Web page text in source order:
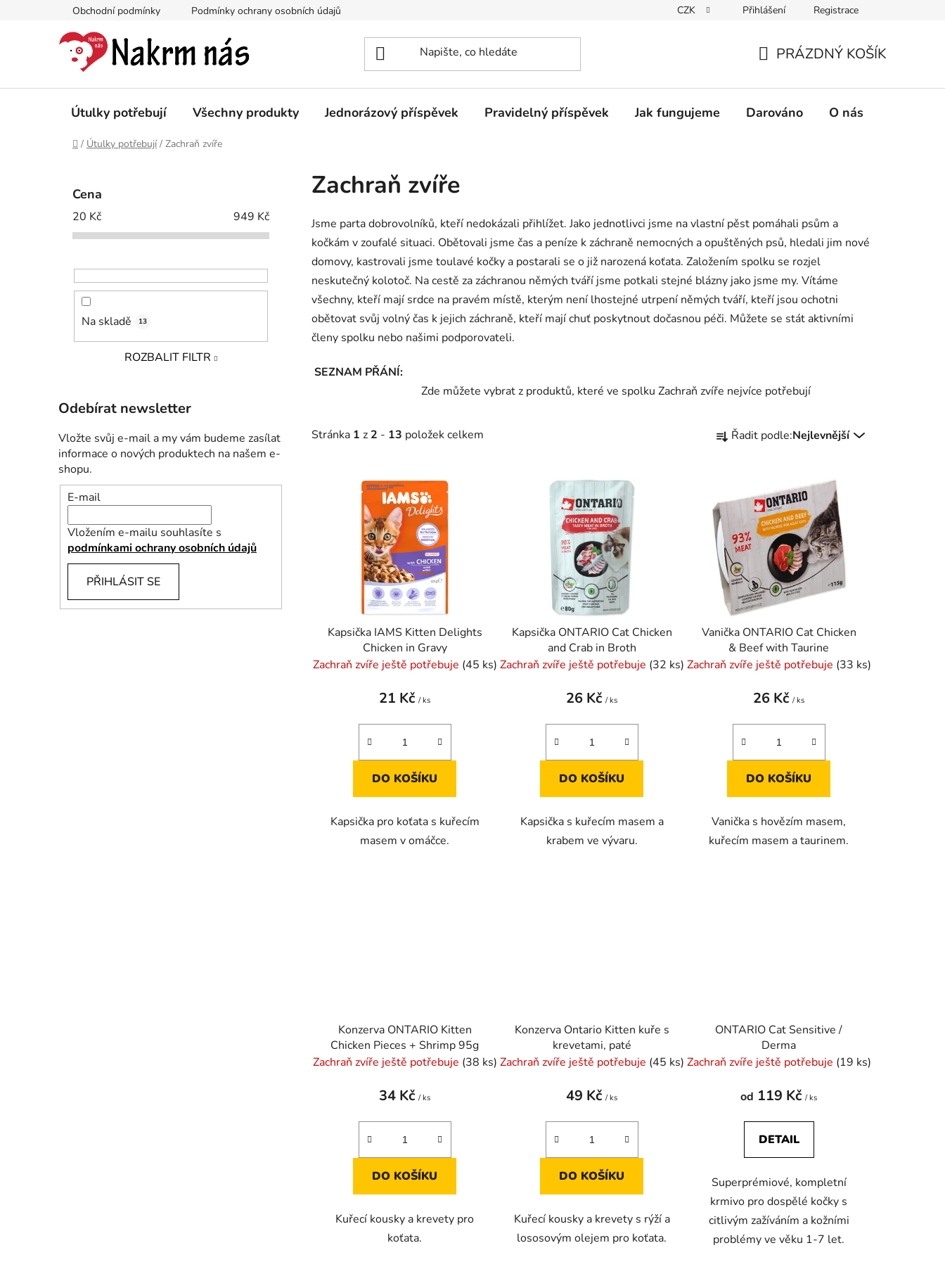
Obchodní podmínky Podmínky ochrany osobních údajů CZK Přihlášení Registrace
KOŠÍK
PRÁZDNÝ KOŠÍK
Útulky potřebují Všechny produkty Jednorázový příspěvek Pravidelný příspěvek Jak fungujeme Darováno O nás
Domů
/ Útulky potřebují / Zachraň zvíře
l
Cena
20 Kč 949 Kč
Na skladě 13
ROZBALIT FILTR
Odebírat newsletter
Vložte svůj e-mail a my vám budeme zasílat
informace o nových produktech na našem e-
shopu.
E-mail
Vložením e-mailu souhlasíte s
podmínkami ochrany osobních údajů
PŘIHLÁSIT SE
Zachraň zvíře
Jsme parta dobrovolníků, kteří nedokázali přihlížet. Jako jednotlivci jsme na vlastní pěst pomáhali psům a
kočkám v zoufalé situaci. Obětovali jsme čas a peníze k záchraně nemocných a opuštěných psů, hledali jim nové
domovy, kastrovali jsme toulavé kočky a postarali se o již narozená koťata. Založením spolku se rozjel
neskutečný kolotoč. Na cestě za záchranou němých tváří jsme potkali stejné blázny jako jsme my. Vítáme
všechny, kteří mají srdce na pravém místě, kterým není lhostejné utrpení němých tváří, kteří jsou ochotni
obětovat svůj volný čas k jejich záchraně, kteří mají chuť poskytnout dočasnou péči. Můžete se stát aktivními
členy spolku nebo našimi podporovateli.
SEZNAM PŘÁNÍ:
Zde můžete vybrat z produktů, které ve spolku Zachraň zvíře nejvíce potřebují
Stránka 1 z 2 - 13 položek celkem
a
n
í
p
r
o
d
u
k
ů
Řadit podle:Nejlevnější
k
Kapsička IAMS Kitten Delights
Chicken in Gravy
Zachraň zvíře ještě potřebuje (45 ks)
21 Kč/ ks
DO KOŠÍKU
Kapsička pro koťata s kuřecím
masem v omáčce.
Kapsička ONTARIO Cat Chicken
and Crab in Broth
Zachraň zvíře ještě potřebuje (32 ks)
26 Kč/ ks
DO KOŠÍKU
Kapsička s kuřecím masem a
krabem ve vývaru.
Vanička ONTARIO Cat Chicken
& Beef with Taurine
Zachraň zvíře ještě potřebuje (33 ks)
26 Kč/ ks
DO KOŠÍKU
Vanička s hovězím masem,
kuřecím masem a taurinem.
Konzerva ONTARIO Kitten
Chicken Pieces + Shrimp 95g
Zachraň zvíře ještě potřebuje (38 ks)
34 Kč/ ks
DO KOŠÍKU
Kuřecí kousky a krevety pro
koťata.
Konzerva Ontario Kitten kuře s
krevetami, paté
Zachraň zvíře ještě potřebuje (45 ks)
49 Kč/ ks
DO KOŠÍKU
Kuřecí kousky a krevety s rýží a
lososovým olejem pro koťata.
ONTARIO Cat Sensitive /
Derma
Zachraň zvíře ještě potřebuje (19 ks)
od 119 Kč/ ks
DETAIL
Superprémiové, kompletní
krmivo pro dospělé kočky s
citlivým zažíváním a kožními
problémy ve věku 1-7 let.